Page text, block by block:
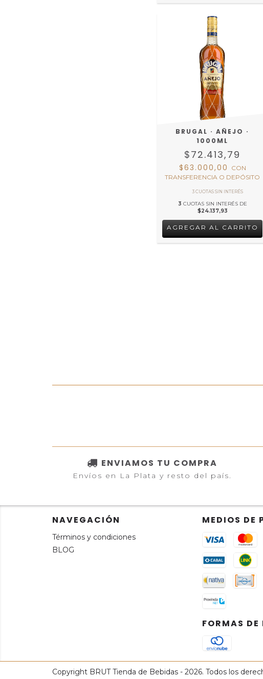
BRUGAL · AÑEJO ·
1000ML
$72.413,79
$63.000,00
CON
TRANSFERENCIA O DEPÓSITO
3 CUOTAS SIN INTERÉS DE
$24.137,93
ENVIAMOS TU COMPRA
Envíos en La Plata y resto del país.
NAVEGACIÓN
Términos y condiciones
BLOG
MEDIOS DE
FORMAS DE
Copyright BRUT Tienda de Bebidas - 2026. Todos los